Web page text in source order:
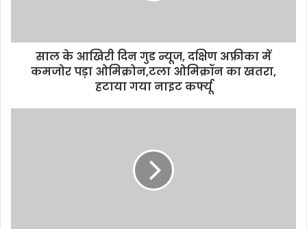
s
साल के आखिरी दिन गुड न्यूज, दक्षिण अफ्रीका में
कमजोर पड़ा ओमिक्रोन,टला ओमिक्रॉन का खतरा,
हटाया गया नाइट कर्फ्यू